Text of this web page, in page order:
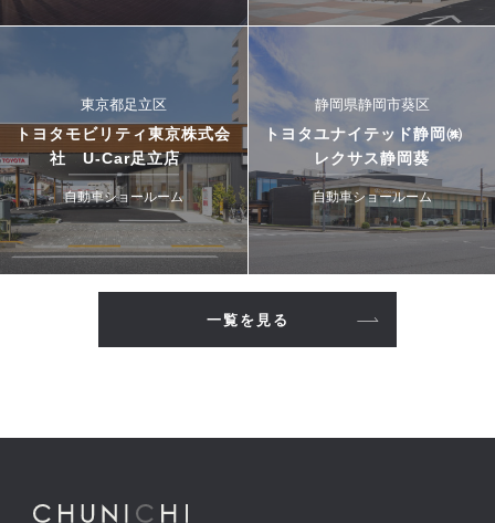
東京都足立区
トヨタモビリティ東京株式会
社 U-Car足立店
自動車ショールーム
静岡県静岡市葵区
トヨタユナイテッド静岡㈱
レクサス静岡葵
自動車ショールーム
一覧を見る